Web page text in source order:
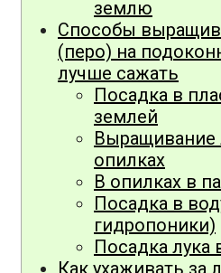
землю
Способы
(перо) на
лучше сажать
Посадка в
землей
Выращивание
опилках
В опилках в
Посадка в
гидропоники)
Посадка лука
Как ухаживать за